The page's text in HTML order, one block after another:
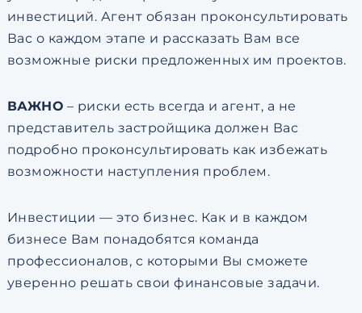
инвестиций. Агент обязан проконсультировать
Вас о каждом этапе и рассказать Вам все
возможные риски предложенных им проектов.
ВАЖНО – риски есть всегда и агент, а не
представитель застройщика должен Вас
подробно проконсультировать как избежать
возможности наступления проблем.
Инвестиции — это бизнес. Как и в каждом
бизнесе Вам понадобятся команда
профессионалов, с которыми Вы сможете
уверенно решать свои финансовые задачи.